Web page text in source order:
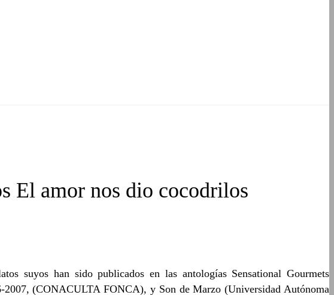
El amor nos dio cocodrilos
suyos han sido publicados en las antologías Sensational Gourmets
(CONACULTA FONCA), y Son de Marzo (Universidad Autónoma